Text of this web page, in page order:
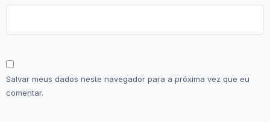
Salvar meus dados neste navegador para a próxima vez que eu
comentar.